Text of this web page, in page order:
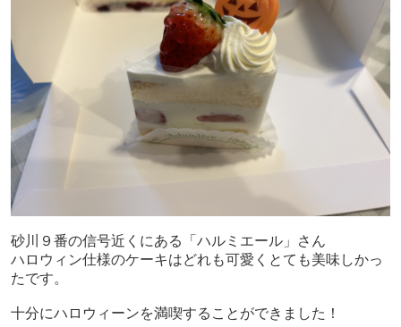
砂川９番の信号近くにある「ハルミエール」さん
ハロウィン仕様のケーキはどれも可愛くとても美味しかっ
たです。
十分にハロウィーンを満喫することができました！